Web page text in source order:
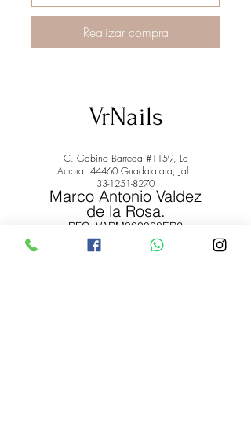
Realizar compra
VrNails
C. Gabino Barreda #1159, La
Aurora, 44460 Guadalajara, Jal.
33-1251-8270
Marco Antonio Valdez
de la Rosa.
RFC: VARM900908ER2